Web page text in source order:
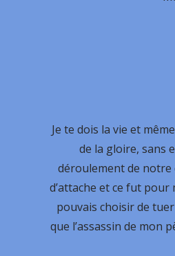
Je te dois la vie et
de la gloire, sans
déroulement de notre
d’attache et ce fut pour
pouvais choisir de
que l’assassin de mon